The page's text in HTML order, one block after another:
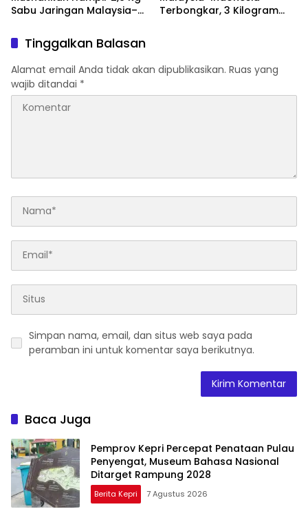
Sabu Jaringan Malaysia–
Ribuan Jiwa
Terbongkar, 3 Kilogram
Tinggalkan Balasan
Alamat email Anda tidak akan dipublikasikan. Ruas yang
wajib ditandai *
Simpan nama, email, dan situs web saya pada
peramban ini untuk komentar saya berikutnya.
Baca Juga
Pemprov Kepri Percepat Penataan Pulau
Penyengat, Museum Bahasa Nasional
Ditarget Rampung 2028
Berita Kepri 7 Agustus 2026